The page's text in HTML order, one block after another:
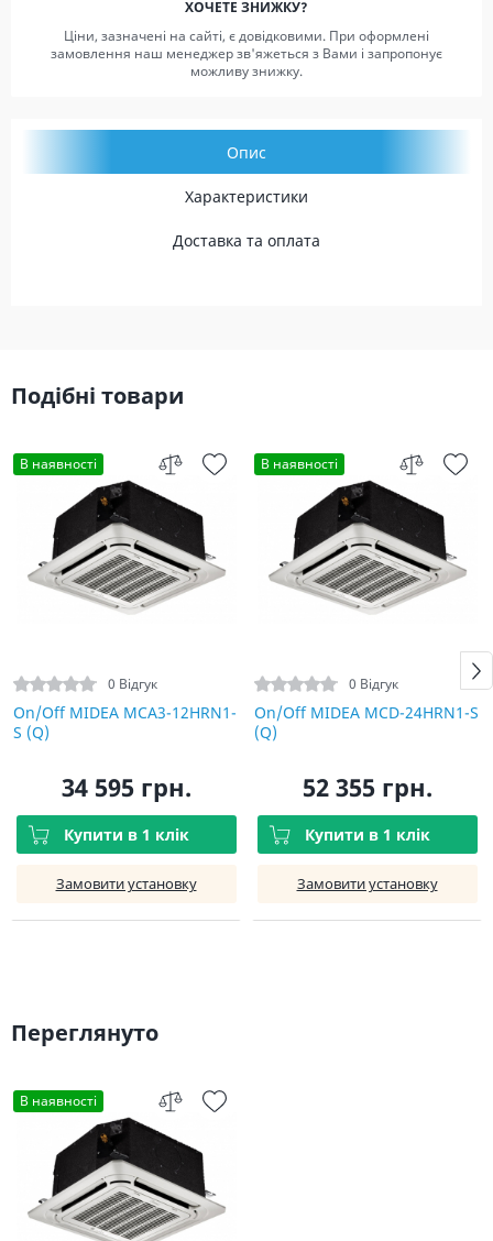
ХОЧЕТЕ ЗНИЖКУ?
Ціни, зазначені на сайті, є довідковими. При оформлені
замовлення наш менеджер зв'яжеться з Вами і запропонує
можливу знижку.
Опис
Характеристики
Доставка та оплата
Подібні товари
В наявності
0 Відгук
On/Off MIDEA MCA3-12HRN1-
S (Q)
34 595 грн.
Купити в 1 клік
Замовити установку
В наявності
0 Відгук
On/Off MIDEA MCD-24HRN1-S
(Q)
52 355 грн.
Купити в 1 клік
Замовити установку
Переглянуто
В наявності